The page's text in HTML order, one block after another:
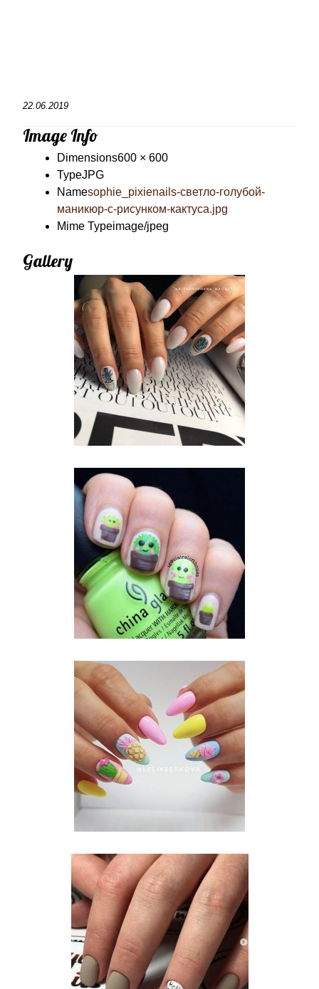
22.06.2019
Image Info
Dimensions600 × 600
TypeJPG
Namesophie_pixienails-светло-голубой-
маникюр-с-рисунком-кактуса.jpg
Mime Typeimage/jpeg
Gallery